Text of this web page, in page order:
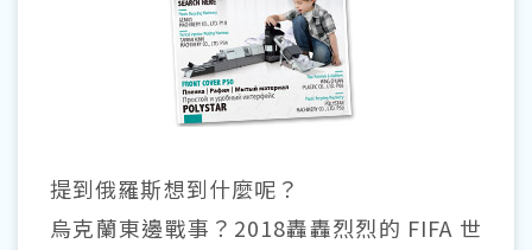
提到俄羅斯想到什麼呢？
烏克蘭東邊戰事？2018轟轟烈烈的 FIFA 世